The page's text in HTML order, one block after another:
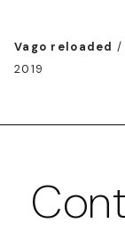
Vago reloaded
2019